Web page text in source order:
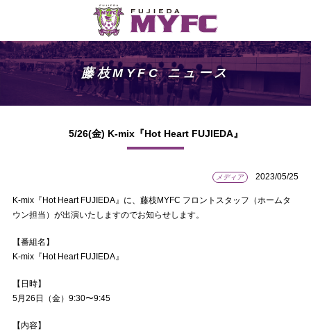
藤枝MYFC ニュース
5/26(金) K-mix『Hot Heart FUJIEDA』
メディア 2023/05/25
K-mix『Hot Heart FUJIEDA』に、藤枝MYFC フロントスタッフ（ホームタ
ウン担当）が出演いたしますのでお知らせします。
【番組名】
K-mix『Hot Heart FUJIEDA』
【日時】
5月26日（金）9:30〜9:45
【内容】